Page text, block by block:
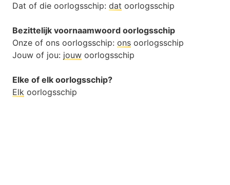
Dat of die oorlogsschip: dat oorlogsschip
Bezittelijk voornaamwoord oorlogsschip
Onze of ons oorlogsschip: ons oorlogsschip
Jouw of jou: jouw oorlogsschip
Elke of elk oorlogsschip?
Elk oorlogsschip